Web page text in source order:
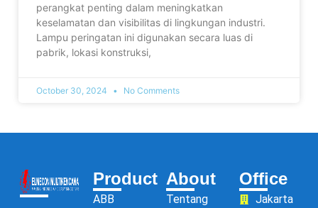
perangkat penting dalam meningkatkan
keselamatan dan visibilitas di lingkungan industri.
Lampu peringatan ini digunakan secara luas di
pabrik, lokasi konstruksi,
October 30, 2024 No Comments
Product
ABB
About
Tentang
Office
Jakarta